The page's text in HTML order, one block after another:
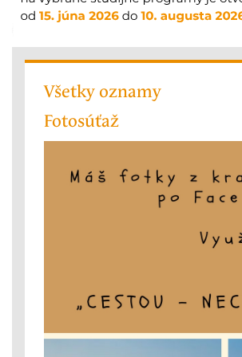
Všetky oznamy
Fotosúťaž